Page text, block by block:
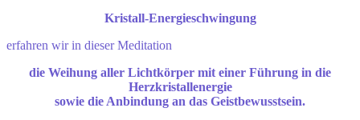
Kristall-Energieschwingung
erfahren wir in dieser Meditation
die Weihung aller Lichtkörper mit einer Führung in die
Herzkristallenergie
sowie die Anbindung an das Geistbewusstsein.